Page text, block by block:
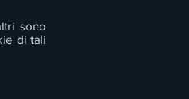
sono
di tali